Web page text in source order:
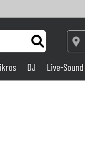
DJ Live-Sound